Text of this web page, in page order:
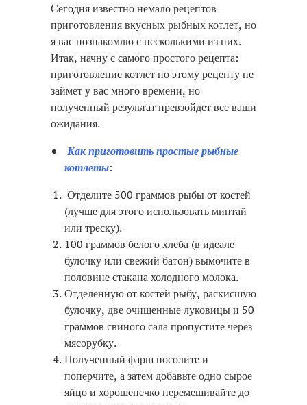
Сегодня известно немало рецептов
приготовления вкусных рыбных котлет, но
я вас познакомлю с несколькими из них.
Итак, начну с самого простого рецепта:
приготовление котлет по этому рецепту не
займет у вас много времени, но
полученный результат превзойдет все ваши
ожидания.
Как приготовить простые рыбные
котлеты:
Отделите 500 граммов рыбы от костей
(лучше для этого использовать минтай
или треску).
100 граммов белого хлеба (в идеале
булочку или свежий батон) вымочите в
половине стакана холодного молока.
Отделенную от костей рыбу, раскисшую
булочку, две очищенные луковицы и 50
граммов свиного сала пропустите через
мясорубку.
Полученный фарш посолите и
поперчите, а затем добавьте одно сырое
яйцо и хорошенечко перемешивайте до